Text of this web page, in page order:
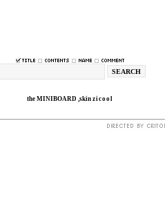
the MINIBOARD ,skin zicool